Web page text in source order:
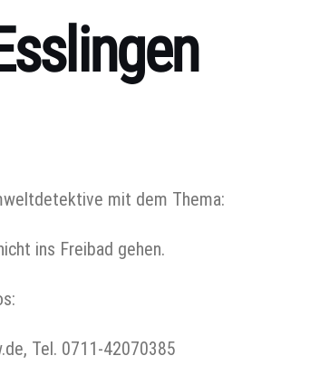
mit dem Thema:
ins Freibad gehen.
Tel. 0711-42070385